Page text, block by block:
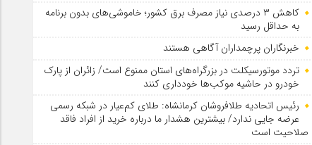
کاهش ۳ درصدی نیاز مصرف برق کشور؛ خاموشی‌های بدون برنامه
به حداقل رسید
خبرنگاران پرچمداران آگاهی هستند
تردد موتورسیکلت در بزرگراه‌های استان ممنوع است/ زائران از پارک
خودرو در حاشیه موکب‌ها خودداری کنند
رئیس اتحادیه طلافروشان کرمانشاه: طلای کم‌عیار در شبکه رسمی
عرضه جایی ندارد/ بیشترین هشدار ما درباره خرید از افراد فاقد
صلاحیت است